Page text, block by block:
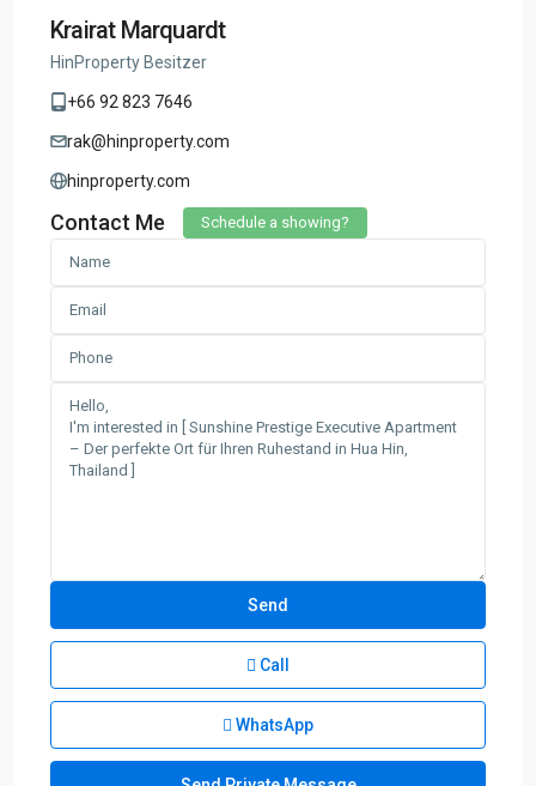
Krairat Marquardt
HinProperty Besitzer
+66 92 823 7646
rak@hinproperty.com
hinproperty.com
Contact Me Schedule a showing?
Call
WhatsApp